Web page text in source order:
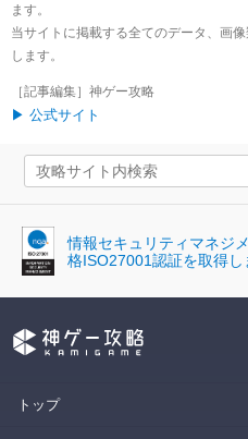
ます。
当サイトに掲載する全てのデータ、画
します。
［記事編集］神ゲー攻略
▶ 公式サイト
情報セキュリティマネジ
格ISO27001認証を取得し
トップ